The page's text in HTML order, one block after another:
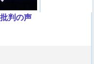
判の声